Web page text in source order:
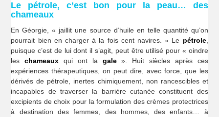
Le pétrole, c’est bon pour la peau… des
chameaux
En Géorgie, « jaillit une source d’huile en telle quantité qu’on
pourrait bien en charger à la fois cent navires. » Le pétrole,
puisque c’est de lui dont il s’agit, peut être utilisé pour « oindre
leschameaux qui ont la gale». Huit siècles après ces
expériences thérapeutiques, on peut dire, avec force, que les
dérivés de pétrole, inertes chimiquement, non rancescibles et
incapables de traverser la barrière cutanée constituent des
excipients de choix pour la formulation des crèmes protectrices
à destination des femmes, des hommes, des enfants… à